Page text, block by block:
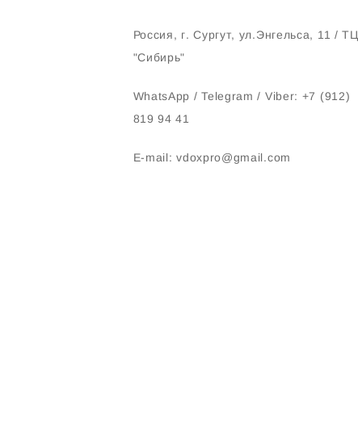
Россия, г. Сургут, ул.Энгельса, 11 / ТЦ
"Сибирь"
WhatsApp / Telegram / Viber: +7 (912)
819 94 41
E-mail: vdoxpro@gmail.com